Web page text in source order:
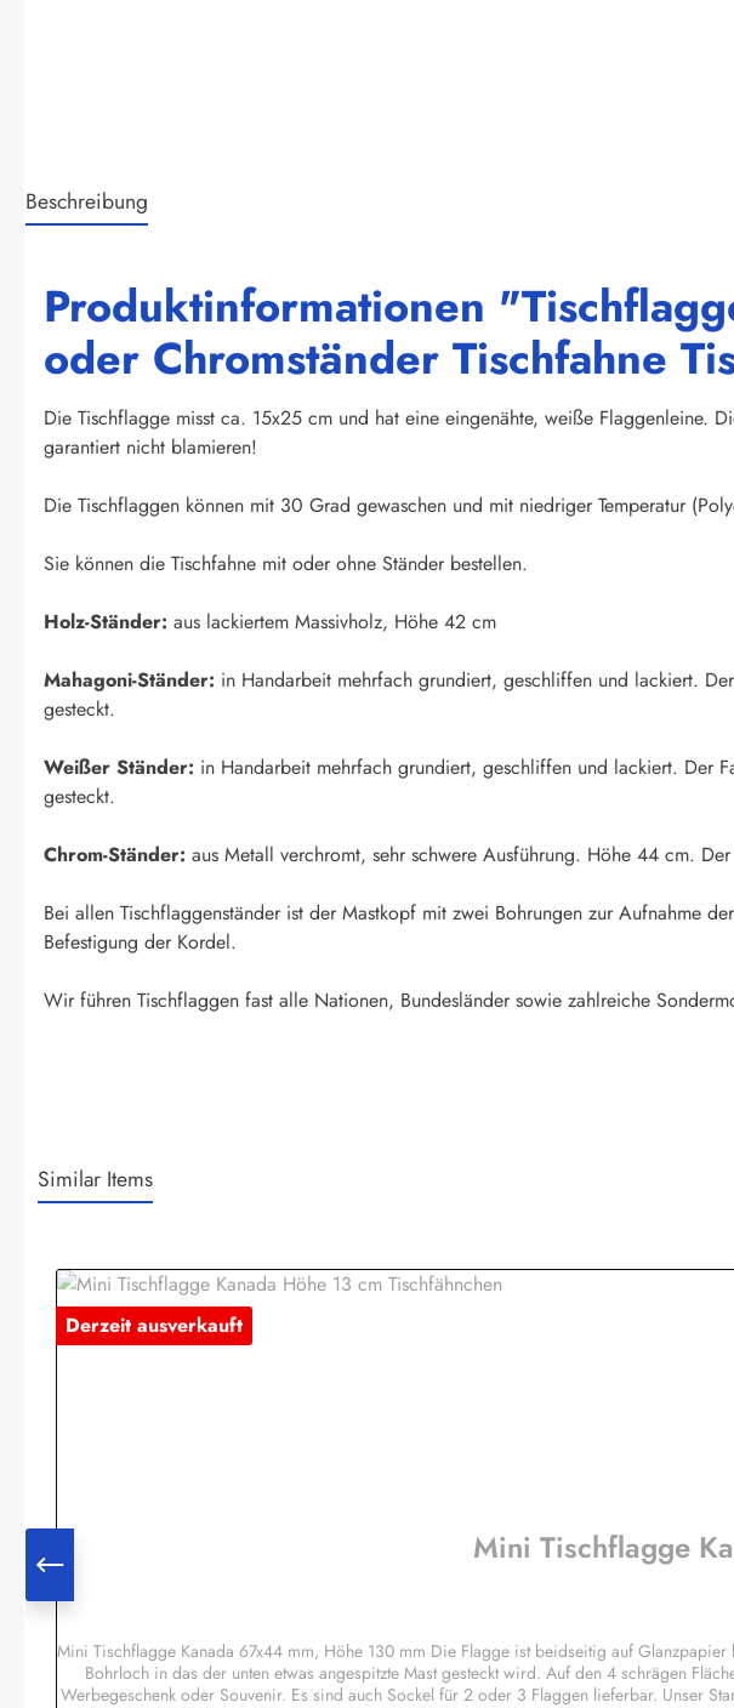
Beschreibung
Produktinformationen
oder Chromständer Tischfahne
Die Tischflagge misst ca. 15x25 cm und hat eine eingenähte, weiße Flaggenleine.
garantiert nicht blamieren!
Die Tischflaggen können mit 30 Grad gewaschen und mit niedriger Temperatur
Sie können die Tischfahne mit oder ohne Ständer bestellen.
Holz-Ständer: aus lackiertem Massivholz, Höhe 42 cm
Mahagoni-Ständer: in Handarbeit mehrfach grundiert, geschliffen und lackiert.
gesteckt.
Weißer Ständer: in Handarbeit mehrfach grundiert, geschliffen und lackiert. Der
gesteckt.
Chrom-Ständer: aus Metall verchromt, sehr schwere Ausführung. Höhe 44 cm.
Bei allen Tischflaggenständer ist der Mastkopf mit zwei Bohrungen zur Aufnahme
Befestigung der Kordel.
Wir führen Tischflaggen fast alle Nationen, Bundesländer sowie zahlreiche
Similar Items
Derzeit ausverkauft
Mini Tischflagge
Mini Tischflagge Kanada 67x44 mm, Höhe 130 mm Die Flagge ist beidseitig auf
Bohrloch in das der unten etwas angespitzte Mast gesteckt wird. Auf den 4 schrägen
Werbegeschenk oder Souvenir. Es sind auch Sockel für 2 oder 3 Flaggen lieferbar. Unser